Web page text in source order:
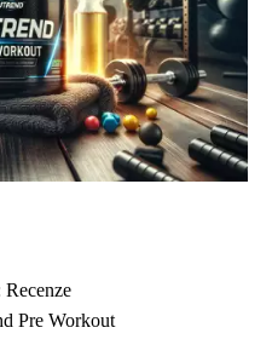
Pre Workout